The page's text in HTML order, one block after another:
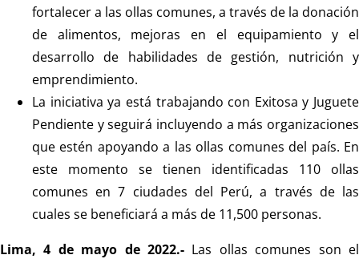
fortalecer a las ollas comunes, a través de la donación
de alimentos, mejoras en el equipamiento y el
desarrollo de habilidades de gestión, nutrición y
emprendimiento.
La iniciativa ya está trabajando con Exitosa y Juguete
Pendiente y seguirá incluyendo a más organizaciones
que estén apoyando a las ollas comunes del país. En
este momento se tienen identificadas 110 ollas
comunes en 7 ciudades del Perú, a través de las
cuales se beneficiará a más de 11,500 personas.
Lima, 4 de mayo de 2022.- Las ollas comunes son el